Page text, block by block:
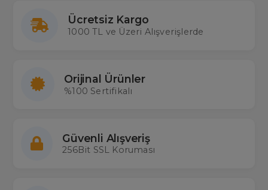
Ücretsiz Kargo
1000 TL ve Üzeri Alışverişlerde
Orijinal Ürünler
%100 Sertifikalı
Güvenli Alışveriş
256Bit SSL Koruması